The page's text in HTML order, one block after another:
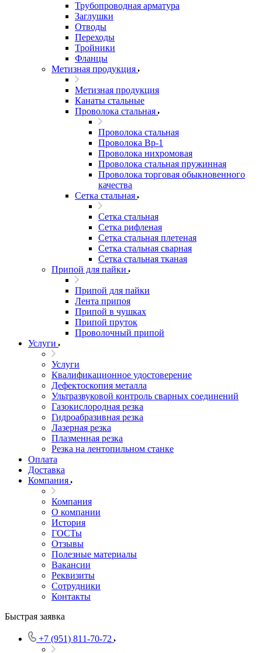
Трубопроводная арматура
Заглушки
Отводы
Переходы
Тройники
Фланцы
Метизная продукция
Метизная продукция
Канаты стальные
Проволока стальная
Проволока стальная
Проволока Вр-1
Проволока нихромовая
Проволока стальная пружинная
Проволока торговая обыкновенного
качества
Сетка стальная
Сетка стальная
Сетка рифленая
Сетка стальная плетеная
Сетка стальная сварная
Сетка стальная тканая
Припой для пайки
Припой для пайки
Лента припоя
Припой в чушках
Припой пруток
Проволочный припой
Услуги
Услуги
Квалификационное удостоверение
Дефектоскопия металла
Ультразвуковой контроль сварных соединений
Газокислородная резка
Гидроабразивная резка
Лазерная резка
Плазменная резка
Резка на лентопильном станке
Оплата
Доставка
Компания
Компания
О компании
История
ГОСТы
Отзывы
Полезные материалы
Вакансии
Реквизиты
Сотрудники
Контакты
Быстрая заявка
+7 (951) 811-70-72